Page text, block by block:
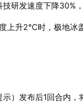
技研发速度下降30%
上升2℃时，极地冰
）发布后1回合内，